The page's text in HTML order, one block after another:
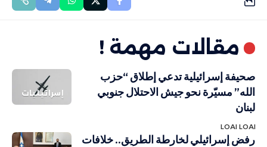
مقالات مهمة !
إسرائيليات
صحيفة إسرائيلية تدعي إطلاق “حزب
الله” مسيّرة نحو جيش الاحتلال جنوبي
لبنان
LOAI LOAI
رفض إسرائيلي لخارطة الطريق.. خلافات